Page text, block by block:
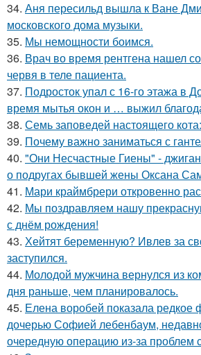
34. Аня пересильд вышла к Ване
московского дома музыки.
35. Мы немощности боимся.
36. Врач во время рентгена нашел
червя в теле пациента.
37. Подросток упал с 16-го этажа в
время мытья окон и … выжил
38. Семь заповедей настоящего кота:
39. Почему важно заниматься с
40. "Они Несчастные Гиены" -
о подругах бывшей жены Оксана
41. Мари краймбрери откровенно
42. Мы поздравляем нашу
с днём рождения!
43. Хейтят беременную? Ивлев за
заступился.
44. Молодой мужчина вернулся из
дня раньше, чем планировалось.
45. Елена воробей показала редкое
дочерью Софией лебенбаум,
очередную операцию из-за проблем